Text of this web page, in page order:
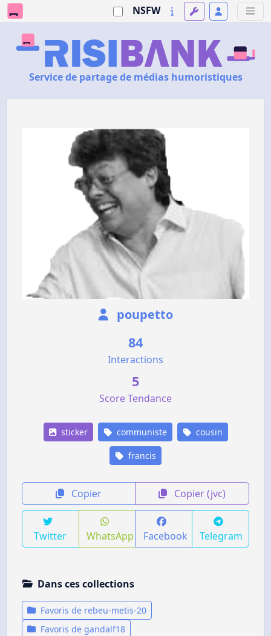
NSFW
Service de partage de médias humoristiques
poupetto
84
Interactions
5
Score Tendance
sticker communiste cousin
francis
Copier Copier (jvc)
Twitter WhatsApp Facebook Telegram
Dans ces collections
Favoris de rebeu-metis-20
Favoris de gandalf18